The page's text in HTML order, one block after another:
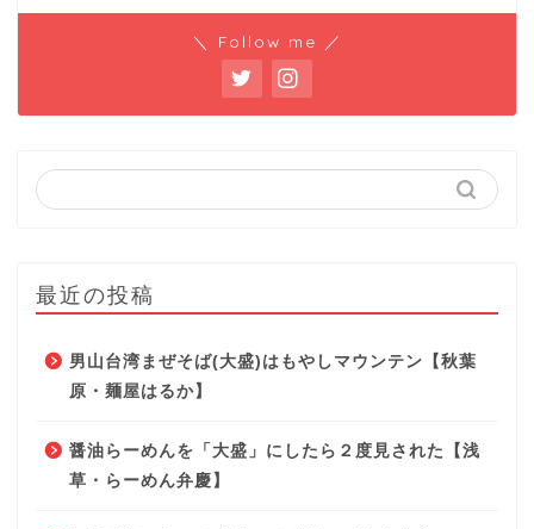
＼ Follow me ／
最近の投稿
男山台湾まぜそば(大盛)はもやしマウンテン【秋葉
原・麺屋はるか】
醤油らーめんを「大盛」にしたら２度見された【浅
草・らーめん弁慶】